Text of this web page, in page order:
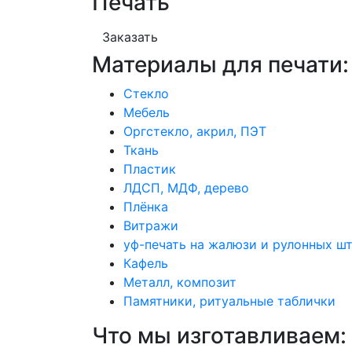
Заказать
Материалы для печати:
Стекло
Мебель
Оргстекло, акрил, ПЭТ
Ткань
Пластик
ЛДСП, МДФ, дерево
Плёнка
Витражи
уф-печать на жалюзи и рулонных
Кафель
Металл, композит
Памятники, ритуальные таблички
Что мы изготавливаем: